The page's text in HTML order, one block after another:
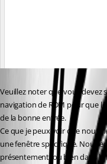
Veuillez noter que vous devez
navigation de RDM pour que
de la bonne entrée.
Ce que je peux voir que nous
une fenêtre spécifique. Nous
présentement, ou bien dans